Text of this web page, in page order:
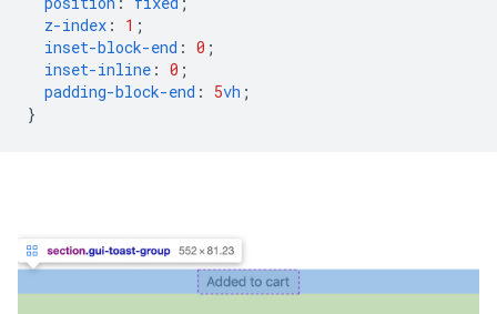
z-index : 1 ;
inset-block-end : 0 ;
inset-inline : 0 ;
padding-block-end : 5vh ;
}